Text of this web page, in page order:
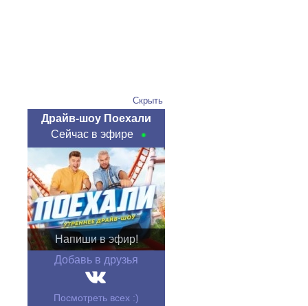
Скрыть
Драйв-шоу Поехали
Сейчас в эфире
Напиши в эфир!
Добавь в друзья
Посмотреть всех :)